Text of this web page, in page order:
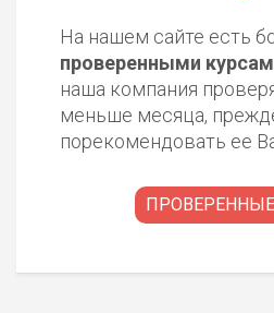
На нашем сайте есть
проверенными
наша компания
меньше месяца,
порекомендовать ее